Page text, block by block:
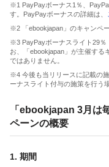
※1 PayPayボーナス1％、
す。PayPayボーナスの詳細は、
※2 「ebookjapan」のキャンペ
※3 PayPayボーナスライト29％
お、「ebookjapan」が主催する
ではありません。
※4 今後も当リリースに記載の
ーナスライト付与の施策を行う
「ebookjapan 3月は
ペーンの概要
1. 期間